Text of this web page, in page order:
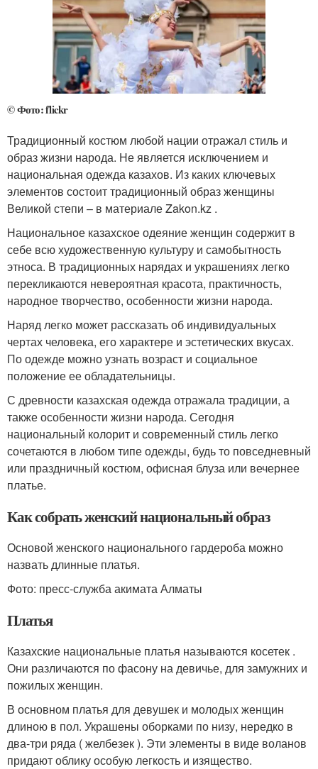
© Фото: flickr
Традиционный костюм любой нации отражал стиль и
образ жизни народа. Не является исключением и
национальная одежда казахов. Из каких ключевых
элементов состоит традиционный образ женщины
Великой степи – в материале Zakon.kz .
Национальное казахское одеяние женщин содержит в
себе всю художественную культуру и самобытность
этноса. В традиционных нарядах и украшениях легко
перекликаются невероятная красота, практичность,
народное творчество, особенности жизни народа.
Наряд легко может рассказать об индивидуальных
чертах человека, его характере и эстетических вкусах.
По одежде можно узнать возраст и социальное
положение ее обладательницы.
С древности казахская одежда отражала традиции, а
также особенности жизни народа. Сегодня
национальный колорит и современный стиль легко
сочетаются в любом типе одежды, будь то повседневный
или праздничный костюм, офисная блуза или вечернее
платье.
Как собрать женский национальный образ
Основой женского национального гардероба можно
назвать длинные платья.
Фото: пресс-служба акимата Алматы
Платья
Казахские национальные платья называются косетек .
Они различаются по фасону на девичье, для замужних и
пожилых женщин.
В основном платья для девушек и молодых женщин
длиною в пол. Украшены оборками по низу, нередко в
два-три ряда ( желбезек ). Эти элементы в виде воланов
придают облику особую легкость и изящество.